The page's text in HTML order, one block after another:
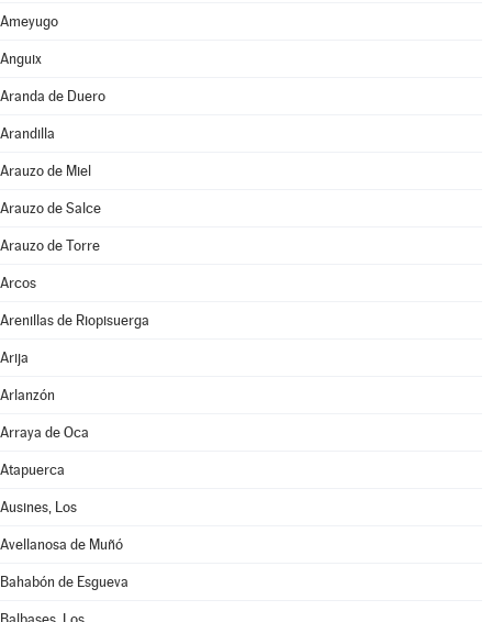
Ameyugo
Anguix
Aranda de Duero
Arandilla
Arauzo de Miel
Arauzo de Salce
Arauzo de Torre
Arcos
Arenillas de Riopisuerga
Arija
Arlanzón
Arraya de Oca
Atapuerca
Ausines, Los
Avellanosa de Muñó
Bahabón de Esgueva